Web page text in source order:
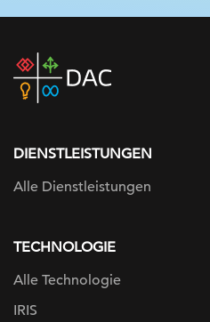
DAC
home
DIENSTLEISTUNGEN
Alle Dienstleistungen
TECHNOLOGIE
Alle Technologie
IRIS